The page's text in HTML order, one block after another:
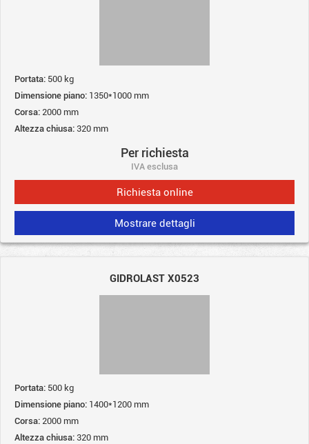
Portata: 500 kg
Dimensione piano: 1350*1000 mm
Corsa: 2000 mm
Altezza chiusa: 320 mm
Per richiesta
IVA esclusa
Richiesta online
Mostrare dettagli
GIDROLAST X0523
Portata: 500 kg
Dimensione piano: 1400*1200 mm
Corsa: 2000 mm
Altezza chiusa: 320 mm